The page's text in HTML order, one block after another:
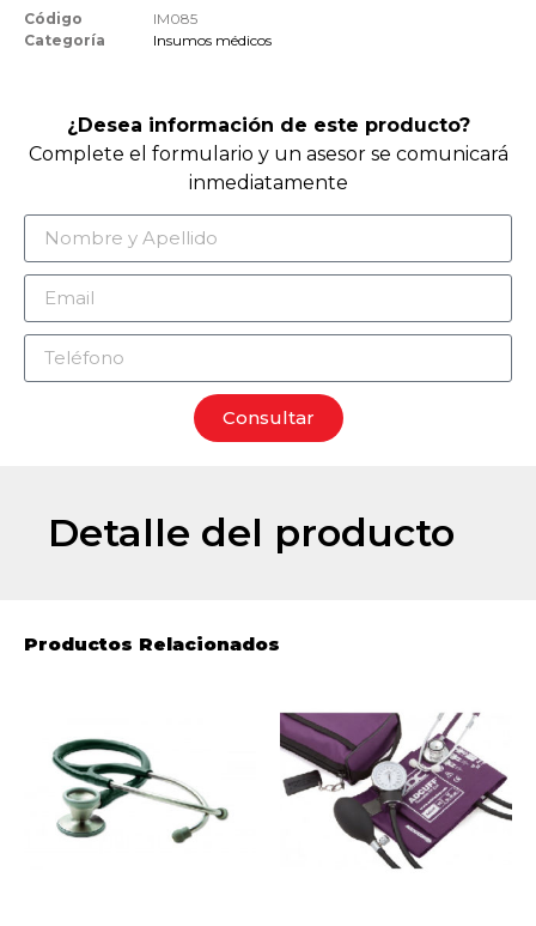
Código
IM085
Categoría
Insumos médicos
¿Desea información de este producto?
Complete el formulario y un asesor se comunicará
inmediatamente
Consultar
Detalle del producto
Productos Relacionados